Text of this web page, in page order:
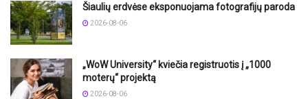
Šiaulių erdvėse eksponuojama fotografijų paroda
2026-08-06
„WoW University“ kviečia registruotis į „1000
moterų“ projektą
2026-08-06